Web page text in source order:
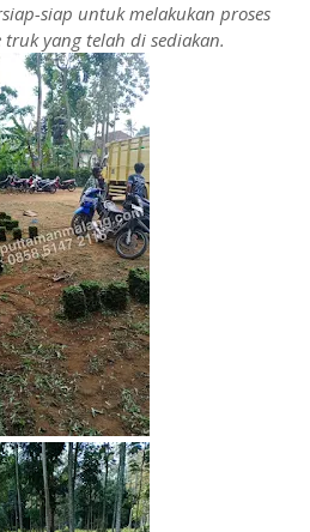
siap untuk melakukan proses
yang telah di sediakan.